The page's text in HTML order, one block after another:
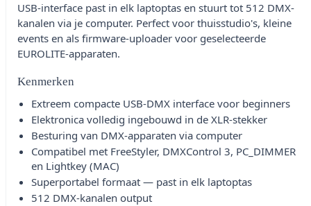
USB-interface past in elk laptoptas en stuurt tot 512 DMX-
kanalen via je computer. Perfect voor thuisstudio's, kleine
events en als firmware-uploader voor geselecteerde
EUROLITE-apparaten.
Kenmerken
Extreem compacte USB-DMX interface voor beginners
Elektronica volledig ingebouwd in de XLR-stekker
Besturing van DMX-apparaten via computer
Compatibel met FreeStyler, DMXControl 3, PC_DIMMER
en Lightkey (MAC)
Superportabel formaat — past in elk laptoptas
512 DMX-kanalen output